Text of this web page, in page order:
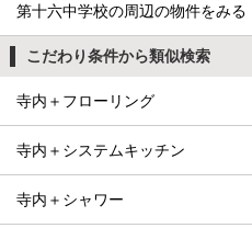
第十六中学校の周辺の物件をみる
こだわり条件から類似検索
寺内＋フローリング
寺内＋システムキッチン
寺内＋シャワー